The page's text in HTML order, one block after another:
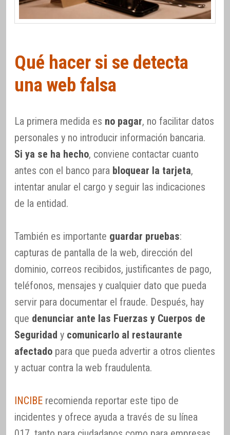
Qué hacer si se detecta
una web falsa
La primera medida es no pagar, no facilitar datos
personales y no introducir información bancaria.
Si ya se ha hecho, conviene contactar cuanto
antes con el banco para bloquear la tarjeta,
intentar anular el cargo y seguir las indicaciones
de la entidad.
También es importante guardar pruebas:
capturas de pantalla de la web, dirección del
dominio, correos recibidos, justificantes de pago,
teléfonos, mensajes y cualquier dato que pueda
servir para documentar el fraude. Después, hay
que denunciar ante las Fuerzas y Cuerpos de
Seguridad y comunicarlo al restaurante
afectado para que pueda advertir a otros clientes
y actuar contra la web fraudulenta.
INCIBE recomienda reportar este tipo de
incidentes y ofrece ayuda a través de su línea